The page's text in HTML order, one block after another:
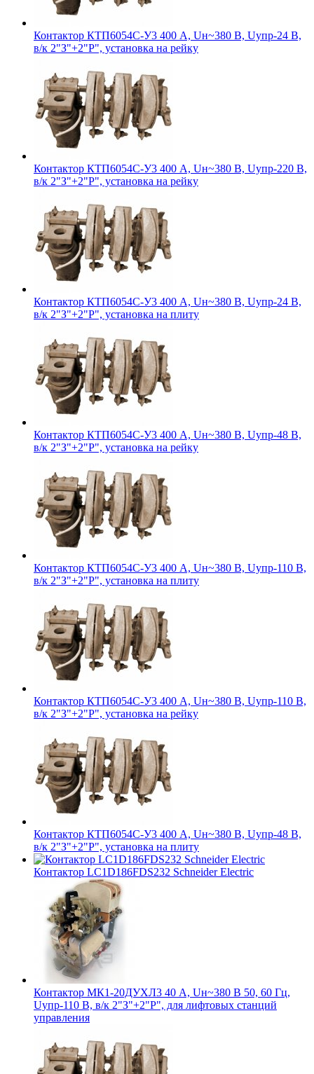
Контактор КТП6054С-У3 400 А, Uн~380 В, Uупр-24 В,
в/к 2"З"+2"Р", установка на рейку
Контактор КТП6054С-У3 400 А, Uн~380 В, Uупр-220 В,
в/к 2"З"+2"Р", установка на рейку
Контактор КТП6054С-У3 400 А, Uн~380 В, Uупр-24 В,
в/к 2"З"+2"Р", установка на плиту
Контактор КТП6054С-У3 400 А, Uн~380 В, Uупр-48 В,
в/к 2"З"+2"Р", установка на рейку
Контактор КТП6054С-У3 400 А, Uн~380 В, Uупр-110 В,
в/к 2"З"+2"Р", установка на плиту
Контактор КТП6054С-У3 400 А, Uн~380 В, Uупр-110 В,
в/к 2"З"+2"Р", установка на рейку
Контактор КТП6054С-У3 400 А, Uн~380 В, Uупр-48 В,
в/к 2"З"+2"Р", установка на плиту
Контактор LC1D186FDS232 Schneider Electric
Контактор МК1-20ДУХЛ3 40 А, Uн~380 В 50, 60 Гц,
Uупр-110 В, в/к 2"З"+2"Р", для лифтовых станций
управления